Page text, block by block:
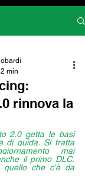
rinnova la
min
2.0 getta le basi
di guida. Si tratta
mai
il primo DLC.
che c'è da